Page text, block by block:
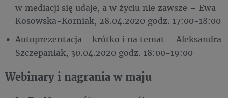
w mediacji się udaje, a w życiu nie zawsze – Ewa
Kosowska-Korniak, 28.04.2020 godz. 17:00-18:00
Autoprezentacja - krótko i na temat – Aleksandra
Szczepaniak, 30.04.2020 godz. 18:00-19:00
Webinary i nagrania w maju